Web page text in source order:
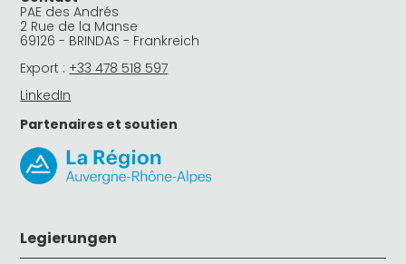
PAE des Andrés
2 Rue de la Manse
69126 - BRINDAS - Frankreich
Export : +33 478 518 597
LinkedIn
Partenaires et soutien
Legierungen